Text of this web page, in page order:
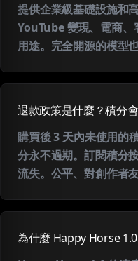
提供企業級基礎設施和
YouTube 變現、電商
用途。完全開源的模型
退款政策是什麼？積分
購買後 3 天內未使用的
分永不過期。訂閱積分
流失。公平、對創作者
為什麼 Happy Horse